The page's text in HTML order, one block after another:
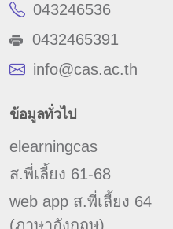
043246536
0432465391
info@cas.ac.th
ข้อมูลทั่วไป
elearningcas
ส.พี่เลี้ยง 61-68
web app ส.พี่เลี้ยง 64
(ภาษาอังกฤษ)